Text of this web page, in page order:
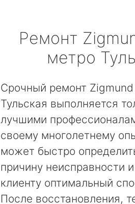
Ремонт
метро
Срочный ремонт
Тульская выполняется
лучшими
своему многолетнему
может быстро
причину неисправности
клиенту оптимальный
После восстановления,